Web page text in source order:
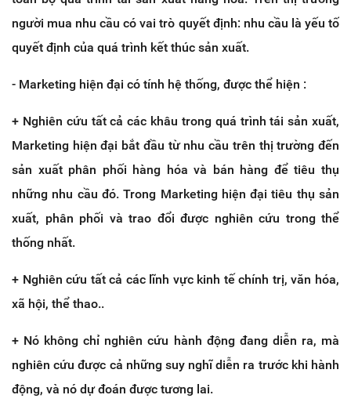
người mua nhu cầu có vai trò quyết định: nhu cầu là yếu tố
quyết định của quá trình kết thúc sản xuất.
- Marketing hiện đại có tính hệ thống, được thể hiện :
+ Nghiên cứu tất cả các khâu trong quá trình tái sản xuất,
Marketing hiện đại bắt đầu từ nhu cầu trên thị trường đến
sản xuất phân phối hàng hóa và bán hàng để tiêu thụ
những nhu cầu đó. Trong Marketing hiện đại tiêu thụ sản
xuất, phân phối và trao đổi được nghiên cứu trong thể
thống nhất.
+ Nghiên cứu tất cả các lĩnh vực kinh tế chính trị, văn hóa,
xã hội, thể thao..
+ Nó không chỉ nghiên cứu hành động đang diễn ra, mà
nghiên cứu được cả những suy nghĩ diễn ra trước khi hành
động, và nó dự đoán được tương lai.